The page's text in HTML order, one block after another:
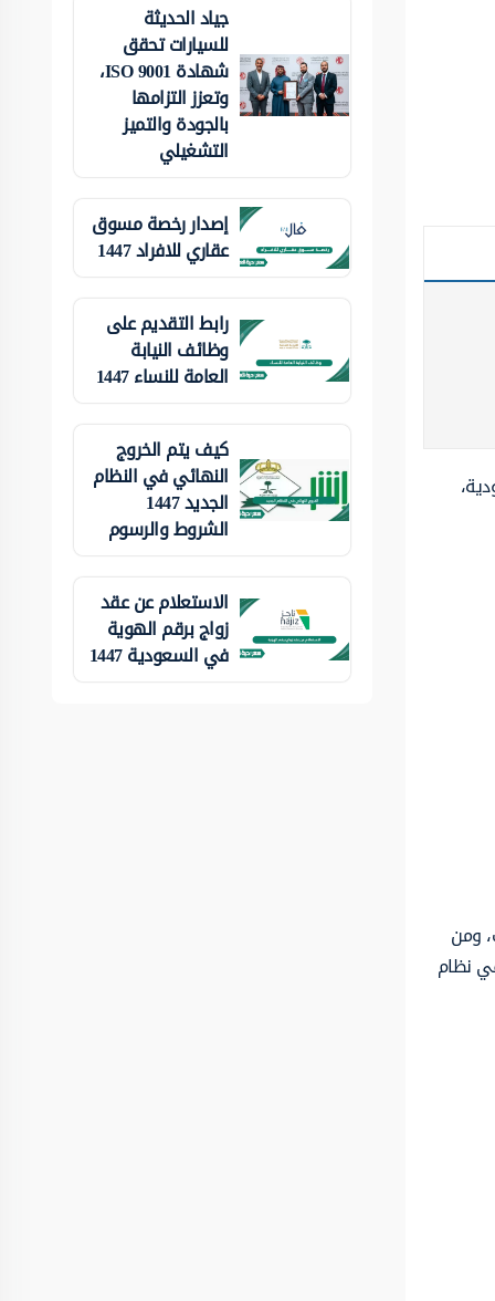
ومن
في نظام
جياد الحديثة
للسيارات تحقق
شهادة ISO 9001،
وتعزز التزامها
بالجودة والتميز
التشغيلي
إصدار رخصة مسوق
عقاري للافراد 1447
رابط التقديم على
وظائف النيابة
العامة للنساء 1447
كيف يتم الخروج
النهائي في النظام
الجديد 1447
الشروط والرسوم
الاستعلام عن عقد
زواج برقم الهوية
في السعودية 1447